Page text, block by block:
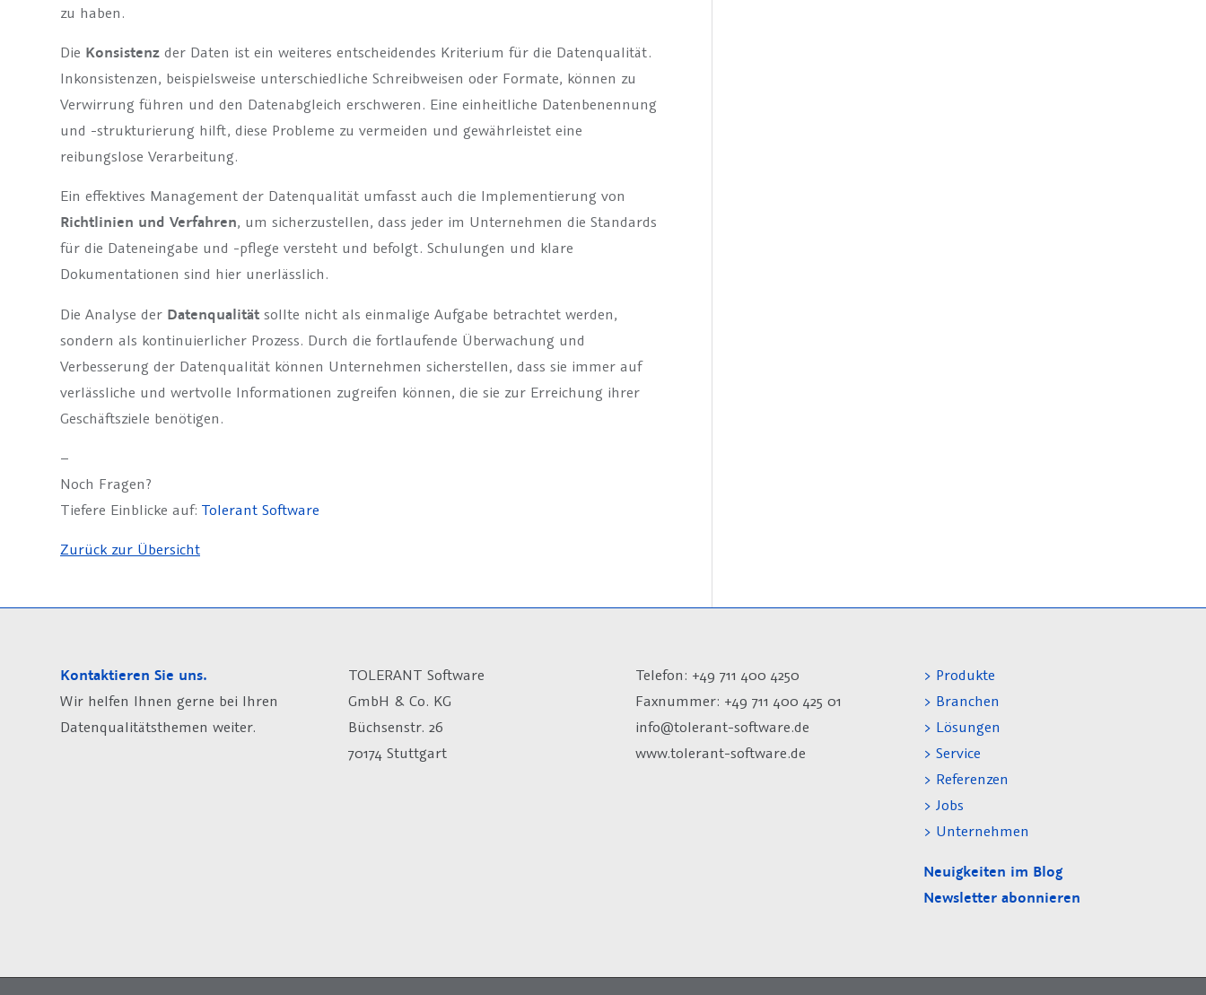
zu haben.
Die Konsistenz der Daten ist ein weiteres entscheidendes Kriterium für die Datenqualität.
Inkonsistenzen, beispielsweise unterschiedliche Schreibweisen oder Formate, können zu
Verwirrung führen und den Datenabgleich erschweren. Eine einheitliche Datenbenennung
und -strukturierung hilft, diese Probleme zu vermeiden und gewährleistet eine
reibungslose Verarbeitung.
Ein effektives Management der Datenqualität umfasst auch die Implementierung von
Richtlinien und Verfahren, um sicherzustellen, dass jeder im Unternehmen die Standards
für die Dateneingabe und -pflege versteht und befolgt. Schulungen und klare
Dokumentationen sind hier unerlässlich.
Die Analyse der Datenqualität sollte nicht als einmalige Aufgabe betrachtet werden,
sondern als kontinuierlicher Prozess. Durch die fortlaufende Überwachung und
Verbesserung der Datenqualität können Unternehmen sicherstellen, dass sie immer auf
verlässliche und wertvolle Informationen zugreifen können, die sie zur Erreichung ihrer
Geschäftsziele benötigen.
–
Noch Fragen?
Tiefere Einblicke auf: Tolerant Software
Zurück zur Übersicht
Kontaktieren Sie uns.
Wir helfen Ihnen gerne bei Ihren
Datenqualitätsthemen weiter.
TOLERANT Software
GmbH & Co. KG
Büchsenstr. 26
70174 Stuttgart
Telefon: +49 711 400 4250
Faxnummer: +49 711 400 425 01
info@tolerant-software.de
www.tolerant-software.de
> Produkte
> Branchen
> Lösungen
> Service
> Referenzen
> Jobs
> Unternehmen
Neuigkeiten im Blog
Newsletter abonnieren